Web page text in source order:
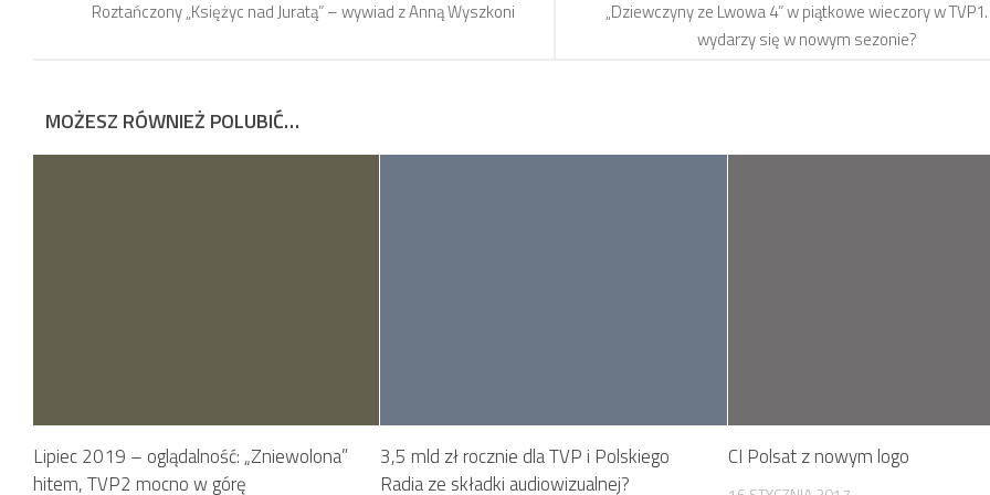
„Dziewczyny ze Lwowa 4” w piątkowe wieczory w TVP1.
wydarzy się w nowym sezonie?
Roztańczony „Księżyc nad Juratą” – wywiad z Anną Wyszkoni
MOŻESZ RÓWNIEŻ POLUBIĆ…
Lipiec 2019 – oglądalność: „Zniewolona”
hitem, TVP2 mocno w górę
3,5 mld zł rocznie dla TVP i Polskiego
Radia ze składki audiowizualnej?
CI Polsat z nowym logo